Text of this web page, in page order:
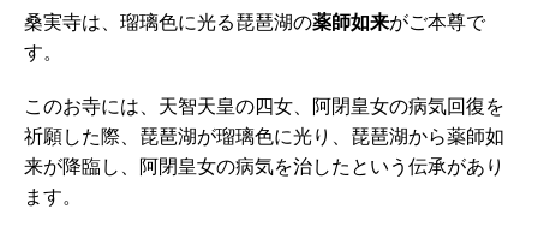
桑実寺は、瑠璃色に光る琵琶湖の薬師如来がご本尊で
す。
このお寺には、天智天皇の四女、阿閉皇女の病気回復を
祈願した際、琵琶湖が瑠璃色に光り、琵琶湖から薬師如
来が降臨し、阿閉皇女の病気を治したという伝承があり
ます。